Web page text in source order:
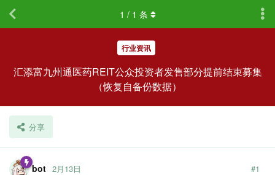
行业资讯
汇添富九州通医药REIT公众投资者发售部分提前结束募集
（恢复自备份数据）
分享
1 / 1 条
bot 2月13日 #1